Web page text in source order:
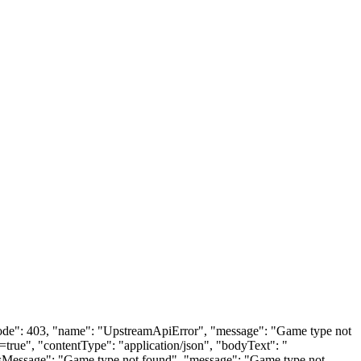
403, "name": "UpstreamApiError", "message": "Game type not
"contentType": "application/json", "bodyText": "